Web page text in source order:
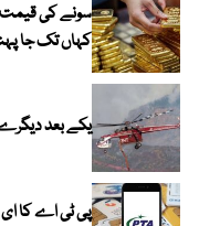
سونے کی قیمت
کہاں تک جا
یکے بعد دیگرے 2 ہیلی کاپٹر گر کر تباہ؛ متعدد
پی ٹی اے کا ای